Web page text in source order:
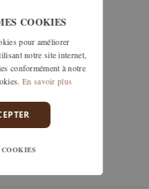
COOKIES
pour améliorer
notre site internet,
conformément à notre
En savoir plus